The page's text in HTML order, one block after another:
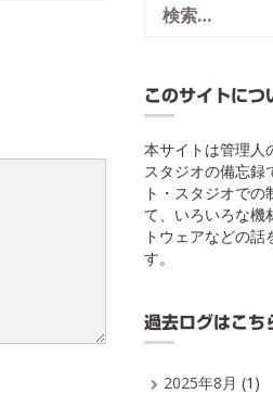
このサイトにつ
本サイトは管理人
スタジオの備忘録
ト・スタジオでの
て、いろいろな機
トウェアなどの話
す。
過去ログはこち
2025年8月 (1)